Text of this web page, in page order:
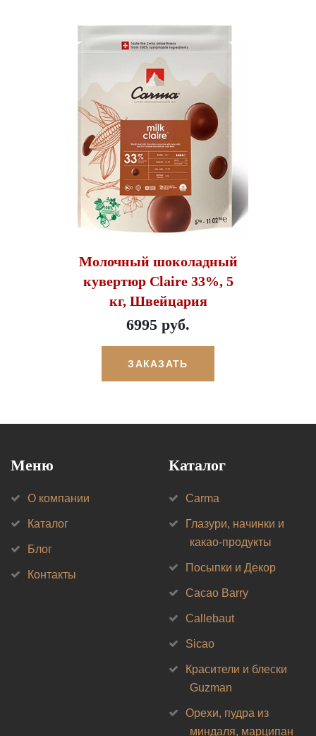
Молочный шоколадный
кувертюр Claire 33%, 5
кг, Швейцария
6995 руб.
ЗАКАЗАТЬ
Меню
О компании
Каталог
Блог
Контакты
Каталог
Carma
Глазури, начинки и
какао-продукты
Посыпки и Декор
Cacao Barry
Callebaut
Sicao
Красители и блески
Guzman
Орехи, пудра из
миндаля, марципан